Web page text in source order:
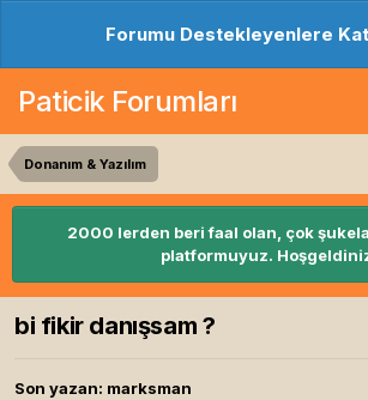
Forumu Destekleyenlere
Paticik Forumları
Donanım & Yazılım
2000 lerden beri faal olan, çok
platformuyuz.
bi fikir danışsam ?
Son yazan: marksman